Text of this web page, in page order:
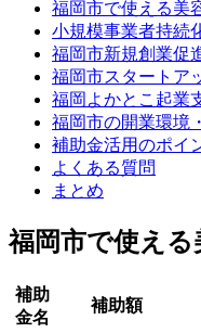
福岡市で使える美
小規模事業者持続
福岡市新規創業促
福岡市スタートア
福岡よかとこ起業
福岡市の開業環境
補助金活用のポイ
よくある質問
まとめ
福岡市で使える
補助
金名
補助額